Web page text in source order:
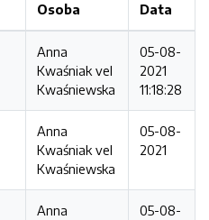
Osoba Data
Anna
Kwaśniak vel
Kwaśniewska
05-08-
2021
11:18:28
Anna
Kwaśniak vel
Kwaśniewska
05-08-
2021
Anna
05-08-